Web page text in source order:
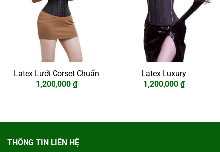
Latex Lưới Corset Chuẩn
1,200,000 ₫
Latex Luxury
1,200,000 ₫
THÔNG TIN LIÊN HỆ